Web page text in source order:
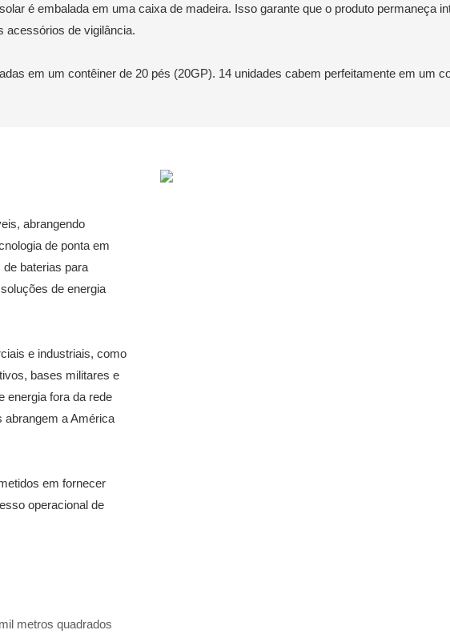
é embalada em uma caixa de madeira. Isso garante que o produto permaneça
acessórios de vigilância.
em um contêiner de 20 pés (20GP). 14 unidades cabem perfeitamente em um
abrangendo
de ponta em
baterias para
de energia
e industriais, como
bases militares e
energia fora da rede
abrangem a América
em fornecer
operacional de
metros quadrados